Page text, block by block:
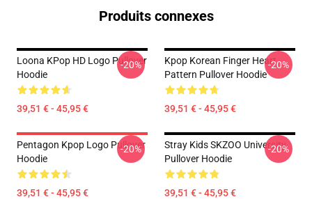
Produits connexes
Loona KPop HD Logo Pullover
Hoodie
39,51 € - 45,95 €
-20%
Kpop Korean Finger Heart
Pattern Pullover Hoodie
39,51 € - 45,95 €
-20%
Pentagon Kpop Logo Pullover
Hoodie
39,51 € - 45,95 €
-20%
Stray Kids SKZOO University
Pullover Hoodie
39,51 € - 45,95 €
-20%